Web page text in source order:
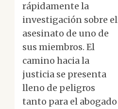
rápidamente la
investigación sobre el
asesinato de uno de
sus miembros. El
camino hacia la
justicia se presenta
lleno de peligros
tanto para el abogado